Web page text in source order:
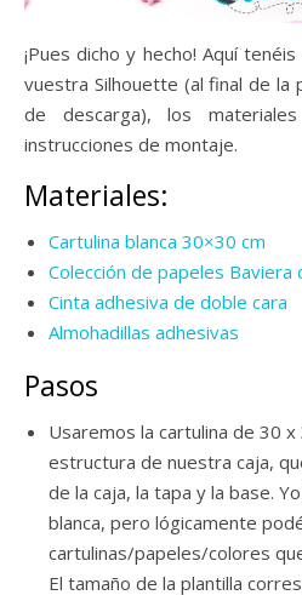
¡Pues dicho y hecho! Aquí
vuestra Silhouette (al final de la
de descarga), los
instrucciones de montaje.
Materiales:
Cartulina blanca 30×30 cm
Colección de papeles Baviera
Cinta adhesiva de doble cara
Almohadillas adhesivas
Pasos
Usaremos la cartulina de 30
estructura de nuestra caja,
de la caja, la tapa y la base.
blanca, pero lógicamente
cartulinas/papeles/colores
El tamaño de la plantilla